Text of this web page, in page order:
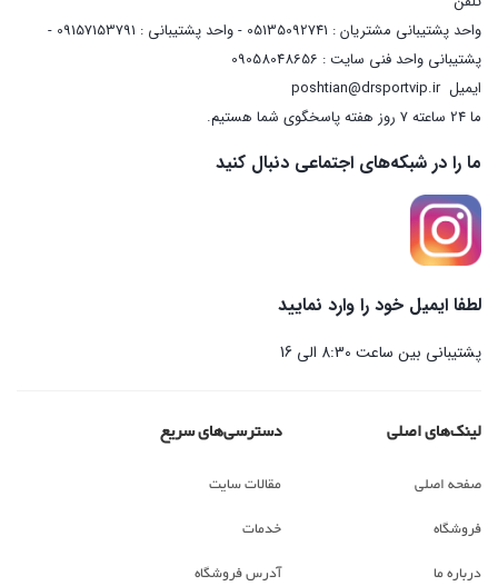
واحد پشتیبانی مشتریان : 05135092741 - واحد پشتیبانی : 09157153791 -
پشتیبانی واحد فنی سایت : 09058048656
ایمیلposhtian@drsportvip.ir
ما 24 ساعته 7 روز هفته پاسخگوی شما هستیم.
ما را در شبکه‌های اجتماعی دنبال کنید
لطفا ایمیل خود را وارد نمایید
پشتیبانی بین ساعت 8:30 الی 16
لینک‌های اصلی
صفحه اصلی
فروشگاه
درباره ما
دسترسی‌های سریع
مقالات سایت
خدمات
آدرس فروشگاه